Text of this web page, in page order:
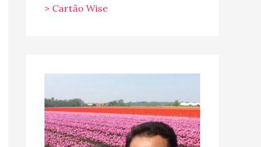
> Cartão Wise